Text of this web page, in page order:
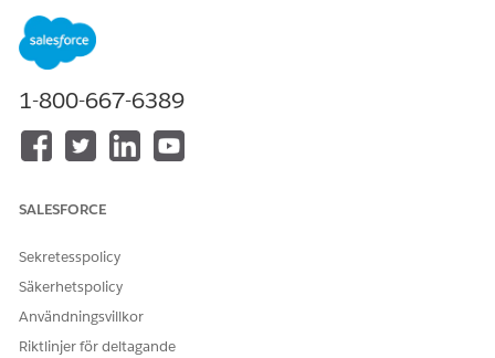
Tillgängliga i: Lightning Experience
Tillgängliga i: Enterprise och Unlimited Editions med
tilläggslicenserna Life Sciences Cloud, Life Sciences Cloud
för kundengagemang, Agentforce för LifeSciences Cloud,
Einstein GPT Promptbyggare och Einstein GPT Platform,
och det hanterade paketet Life Sciences Customer
Konfigurera och konfigurera
genomgångar:
Sök fram och öppna
kundengagemang i rutan Snabbsökning i Inställningar.
1-800-667-6389
SALESFORCE
Sekretesspolicy
Säkerhetspolicy
Användningsvillkor
Riktlinjer för deltagande